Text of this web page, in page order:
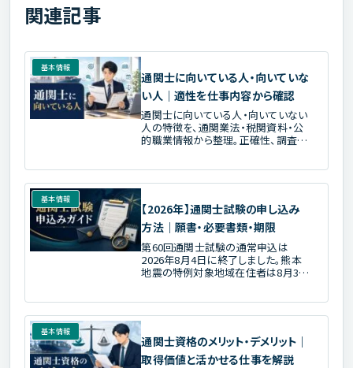
関連記事
基本情報
通関士に向いている人・向いていな
い人｜適性を仕事内容から確認
通関士に向いている人・向いていない
人の特徴を、通関業法・税関資料・公
的職業情報から整理。正確性、調査、
基本情報
【2026年】通関士試験の申し込み
方法｜願書・必要書類・期限
第60回通関士試験の通常申込は
2026年8月4日に終了しました。熊本
地震の特例対象地域在住者は8月31
基本情報
通関士資格のメリット・デメリット｜
取得価値と活かせる仕事を解説